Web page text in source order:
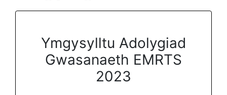
Ymgysylltu Adolygiad
Gwasanaeth EMRTS
2023